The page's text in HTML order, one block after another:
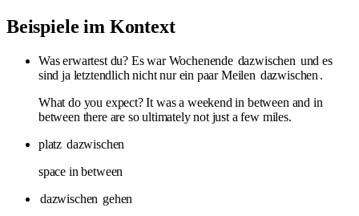
Beispiele im Kontext
Was erwartest du? Es war Wochenende dazwischen und es
sind ja letztendlich nicht nur ein paar Meilen dazwischen .
What do you expect? It was a weekend in between and in
between there are so ultimately not just a few miles.
platz dazwischen
space in between
dazwischen gehen